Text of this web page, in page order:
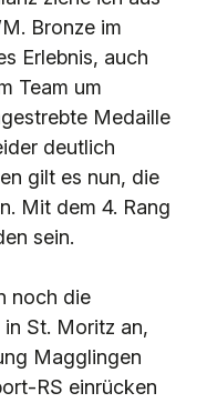
Bronze im
Erlebnis, auch
Team um
Medaille
deutlich
gilt es nun, die
Mit dem 4. Rang
sein.
noch die
St. Moritz an,
Magglingen
RS einrücken